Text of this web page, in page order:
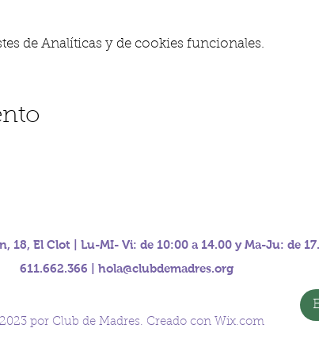
de Analíticas y de cookies funcionales.
18, El Clot | Lu-MI- Vi: de 10:00 a 14.00 y Ma-Ju: de
611.662.366 | hola@clubdemadres.org
por Club de Madres. Creado con Wix.com